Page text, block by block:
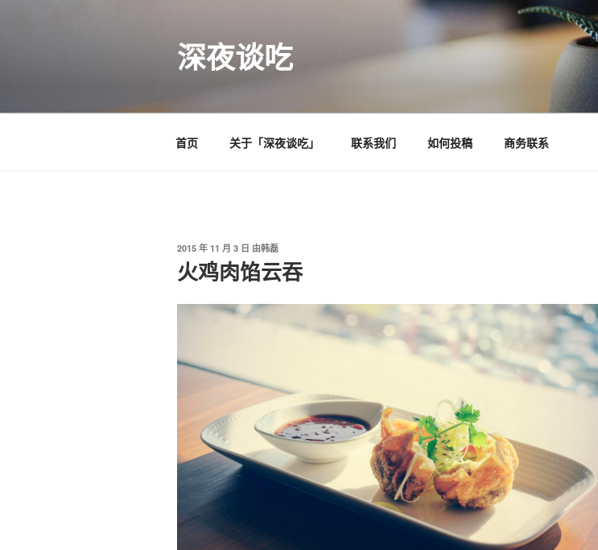
深夜谈吃
首页 关于「深夜谈吃」 联系我们 如何投稿 商务联系
发
于
2015 年 11 月 3 日 由韩磊
火鸡肉馅云吞